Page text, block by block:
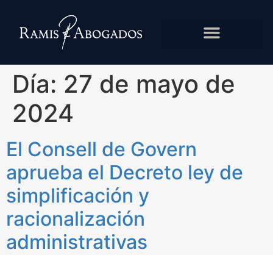
Día: 27 de mayo de
2024
El Consell de Govern
aprueba el Decreto ley de
simplificación y
racionalización
administrativas